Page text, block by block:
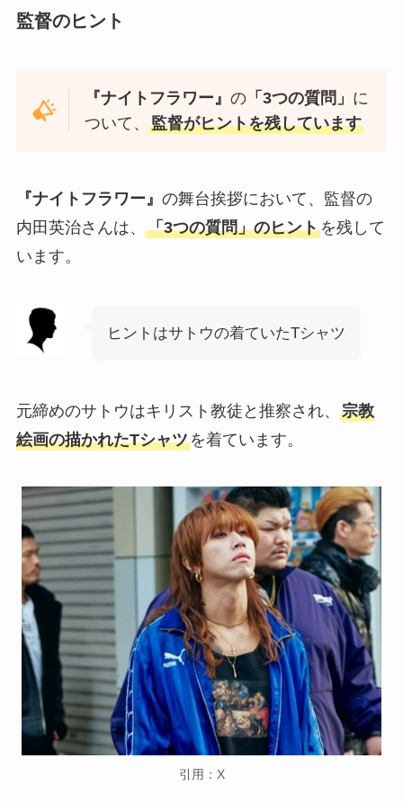
監督のヒント
『ナイトフラワー』の 「3つの質問」 に
ついて、監督がヒントを残しています
『ナイトフラワー』 の舞台挨拶において、監督の
内田英治さんは、 「3つの質問」のヒントを残して
います。
ヒントはサトウの着ていたTシャツ
元締めのサトウはキリスト教徒と推察され、 宗教
絵画の描かれたTシャツを着ています。
引用：X